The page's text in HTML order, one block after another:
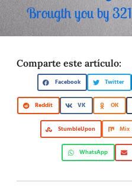
Comparte este artículo:
Facebook Twitter
Reddit VK OK
StumbleUpon Mix
WhatsApp